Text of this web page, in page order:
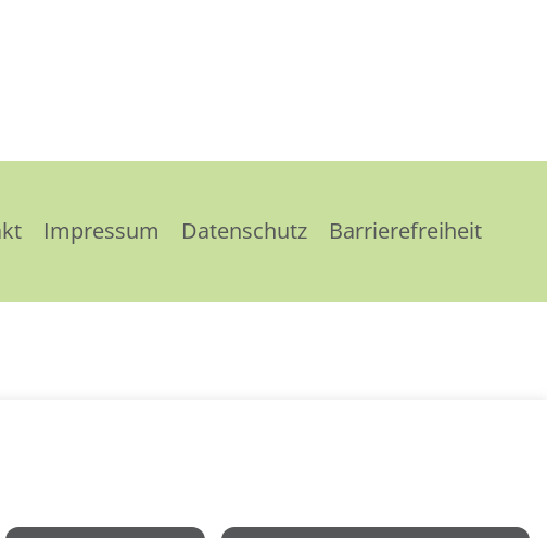
Impressum Datenschutz Barrierefreiheit